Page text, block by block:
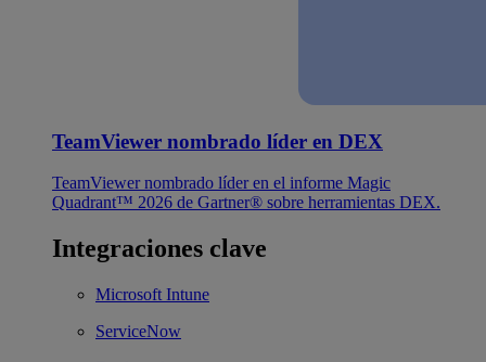
TeamViewer nombrado líder en DEX
TeamViewer nombrado líder en el informe Magic
Quadrant™ 2026 de Gartner® sobre herramientas DEX.
Integraciones clave
Microsoft Intune
ServiceNow